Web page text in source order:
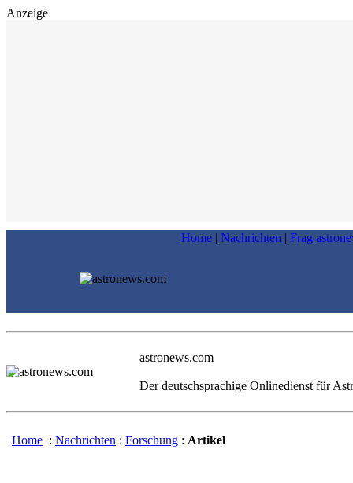
Anzeige
Home | Nachrichten | Frag
astronews.com
Der deutschsprachige Onlinedienst für
Home : Nachrichten : Forschung : Artikel